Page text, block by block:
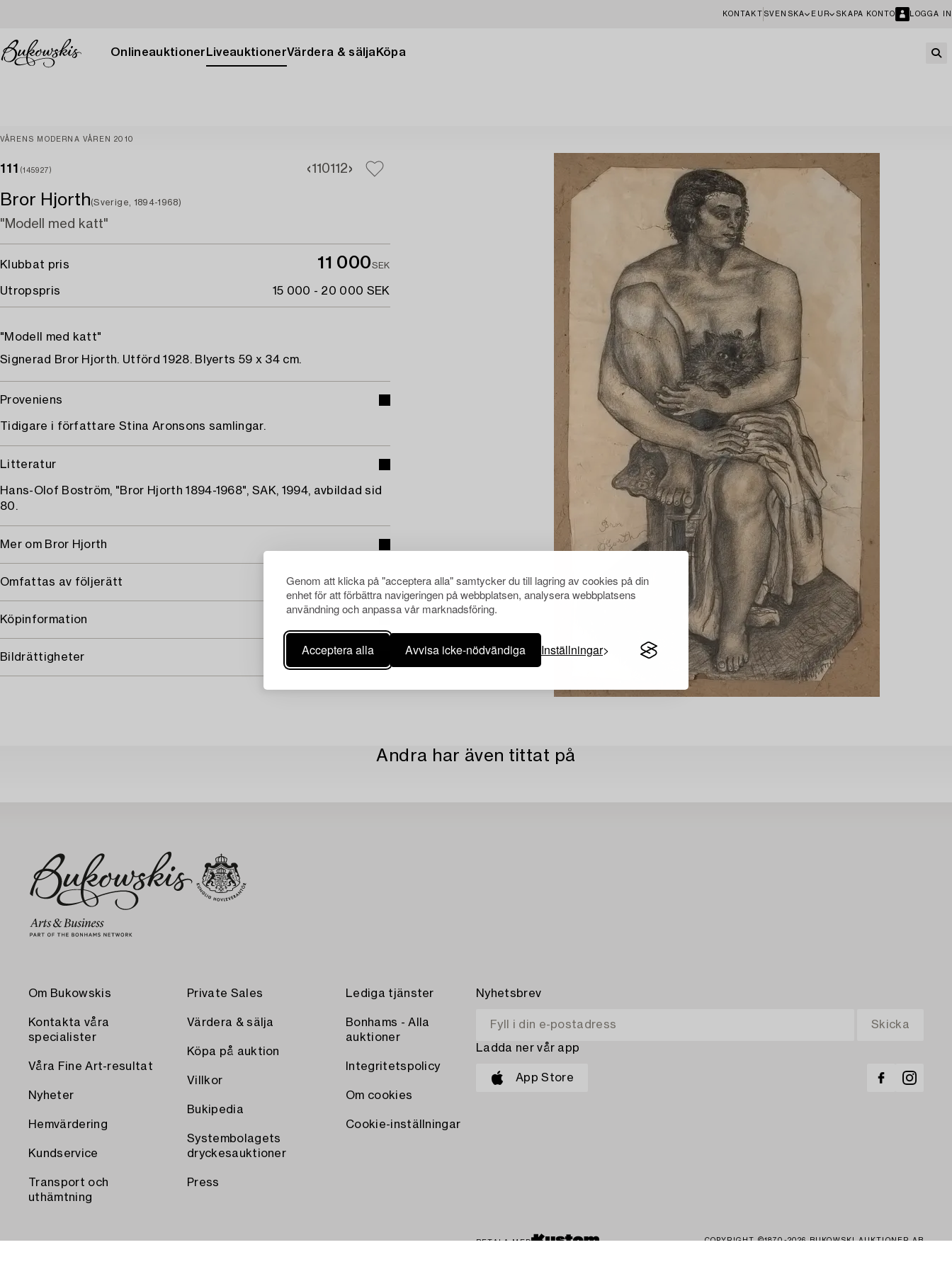
Genom att klicka på "acceptera alla" samtycker du till lagring av cookies på din
enhet för att förbättra navigeringen på webbplatsen, analysera webbplatsens
användning och anpassa vår marknadsföring.
Acceptera alla Avvisa icke-nödvändiga Inställningar
KONTAKT SVENSKA EUR SKAPA KONTO LOGGA IN
Onlineauktioner LiveauktionerVärdera & sälja Köpa
VÅRENS MODERNA VÅREN 2010
111 (145927) 110112
Bror Hjorth(Sverige, 1894-1968)
"Modell med katt"
Klubbat pris 11 000SEK
Utropspris 15 000 - 20 000 SEK
"Modell med katt"
Signerad Bror Hjorth. Utförd 1928. Blyerts 59 x 34 cm.
Proveniens
Tidigare i författare Stina Aronsons samlingar.
Litteratur
Hans-Olof Boström, "Bror Hjorth 1894-1968", SAK, 1994, avbildad sid
80.
Mer om Bror Hjorth
Omfattas av följerätt
Köpinformation
Bildrättigheter
Andra har även tittat på
Om Bukowskis
Kontakta våra
specialister
Våra Fine Art-resultat
Nyheter
Hemvärdering
Kundservice
Transport och
uthämtning
Private Sales
Värdera & sälja
Köpa på auktion
Villkor
Bukipedia
Systembolagets
dryckesauktioner
Press
Lediga tjänster
Bonhams - Alla
auktioner
Integritetspolicy
Om cookies
Cookie-inställningar
Nyhetsbrev
Ladda ner vår app
App Store
BETALA MED COPYRIGHT ©1870-2026 BUKOWSKI AUKTIONER AB